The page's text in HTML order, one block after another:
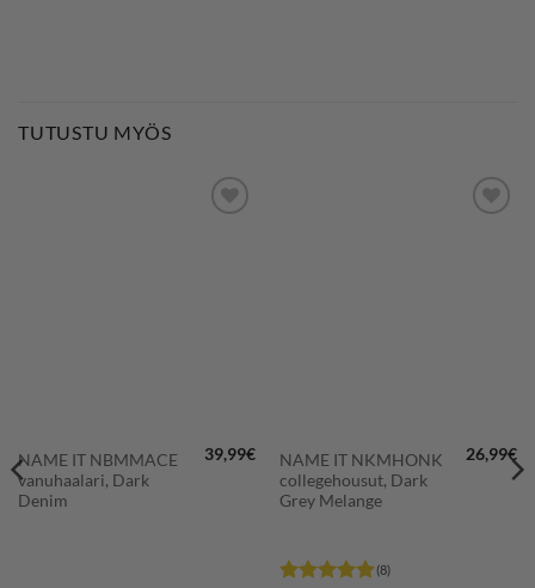
TUTUSTU MYÖS
NAME IT NBMMACE
vanuhaalari, Dark
Denim
39,99€
NAME IT NKMHONK
collegehousut, Dark
Grey Melange
(8)
26,99€